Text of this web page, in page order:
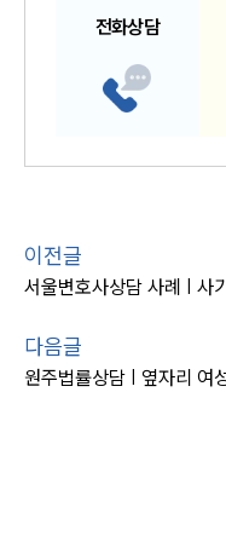
전화상담
이전글
서울변호사상담 사례 | 사
다음글